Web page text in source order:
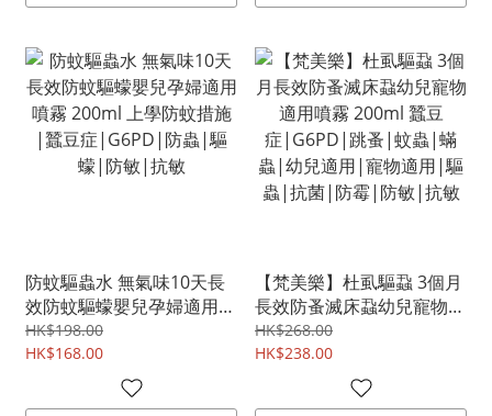
防蚊驅蟲水 無氣味10天長
效防蚊驅蠓嬰兒孕婦適用噴
霧 200ml 上學防蚊措施 |
蠶豆症|G6PD|防蟲|驅蠓|
HK$198.00
HK$168.00
【梵美樂】杜虱驅蝨 3個月
長效防蚤滅床蝨幼兒寵物適
用噴霧 200ml 蠶豆
症|G6PD|跳蚤|蚊蟲|蟎
蟲|幼兒適用|寵物適用|驅
蟲|抗菌|防霉|防敏|抗敏
HK$268.00
HK$238.00